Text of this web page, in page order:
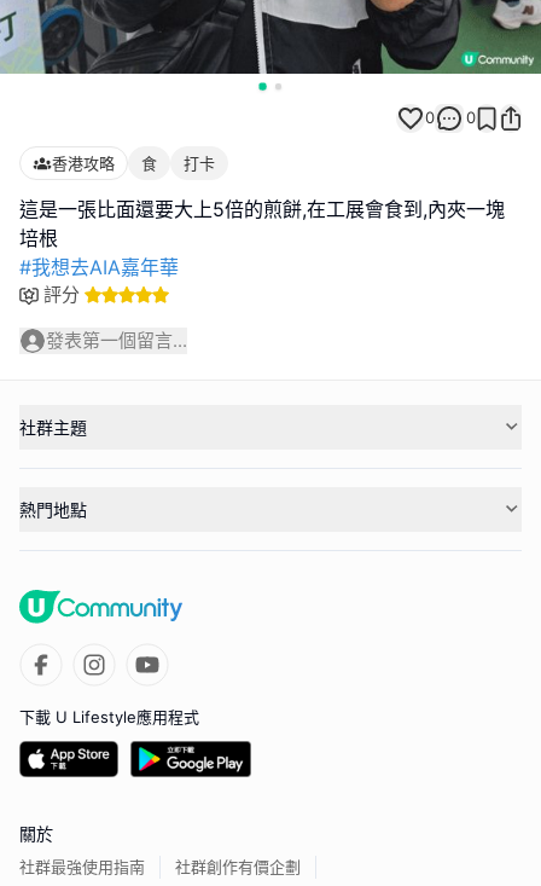
0 0
香港攻略 食 打卡
這是一張比面還要大上5倍的煎餅,在工展會食到,內夾一塊
#我想去AIA嘉年華
評分
發表第一個留言...
社群主題
熱門地點
下載 U Lifestyle應用程式
關於
社群最強使用指南 社群創作有價企劃